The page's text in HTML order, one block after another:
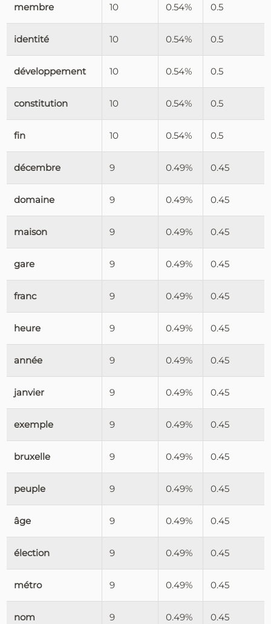
membre 10 0.54% 0.5
identité 10 0.54% 0.5
développement 10 0.54% 0.5
constitution 10 0.54% 0.5
fin 10 0.54% 0.5
décembre 9 0.49% 0.45
domaine 9 0.49% 0.45
maison 9 0.49% 0.45
gare 9 0.49% 0.45
franc 9 0.49% 0.45
heure 9 0.49% 0.45
année 9 0.49% 0.45
janvier 9 0.49% 0.45
exemple 9 0.49% 0.45
bruxelle 9 0.49% 0.45
peuple 9 0.49% 0.45
âge 9 0.49% 0.45
élection 9 0.49% 0.45
métro 9 0.49% 0.45
nom 9 0.49% 0.45